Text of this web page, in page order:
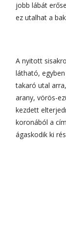
jobb lábát
ez utalhat a
A nyitott
látható,
takaró utal
arany, vörös-
kezdett
koronából a
ágaskodik ki